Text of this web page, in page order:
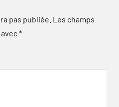
pas publiée. Les champs
*